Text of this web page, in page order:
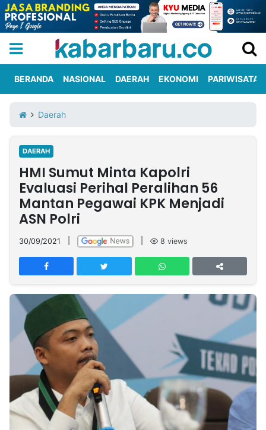
Iklan
Berita
Kami
Nasional
International
Olahraga
Entertainment
Daerah
Pariwisata
Kuliner
Kolom
Network
PT
TREETAN
MULTIMEDIA
INDONESIA
Partner
Insight
Rakyat
Idealita
Notice
Dinamikapost.com
Seedbacklink
Follow
Kabarbaru
BERANDA NASIONAL DAERAH EKONOMI PARIWISATA
Daerah
DAERAH
HMI Sumut Minta Kapolri
Evaluasi Perihal Peralihan 56
Mantan Pegawai KPK Menjadi
ASN Polri
30/09/2021 8 views